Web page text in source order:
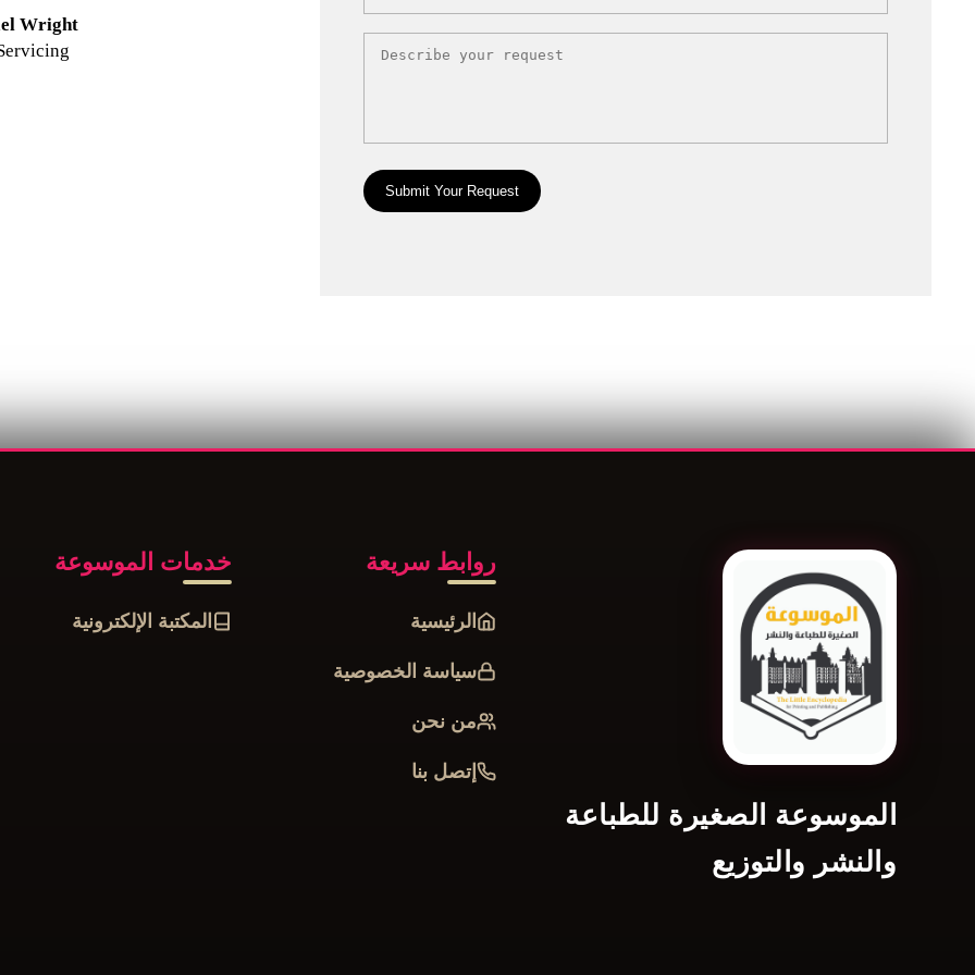
Bello Servicing
Huberth
الموسوعة الصغيرة للطباعة
والنشر والتوزيع
روابط سريعة
الرئيسية
سياسة الخصوصية
من نحن
إتصل بنا
خدمات الموسوعة
المكتبة الإلكترونية